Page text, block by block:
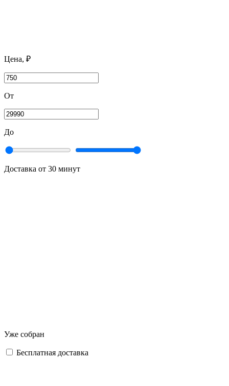
Цена, ₽
От
До
Доставка от 30 минут
Уже собран
Бесплатная доставка